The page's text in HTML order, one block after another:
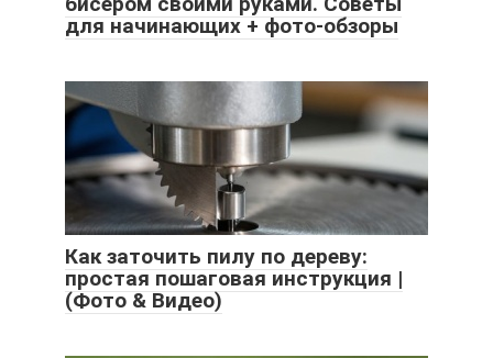
для начинающих + фото-обзоры
Как заточить пилу по дереву:
простая пошаговая инструкция |
(Фото & Видео)